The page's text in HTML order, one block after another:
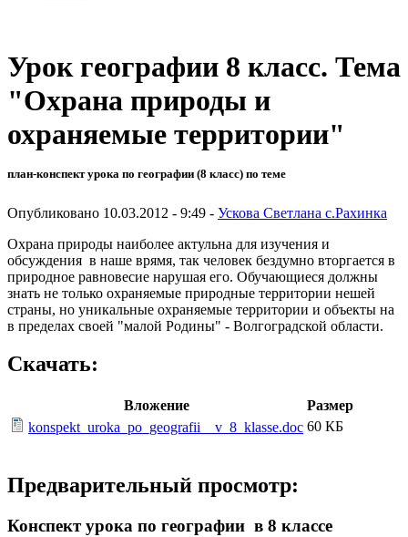
Урок географии 8 класс. Тема
"Охрана природы и
охраняемые территории"
план-конспект урока по географии (8 класс) по теме
Опубликовано 10.03.2012 - 9:49 - Ускова Светлана с.Рахинка
Охрана природы наиболее актульна для изучения и
обсуждения в наше врямя, так человек бездумно вторгается в
природное равновесие нарушая его. Обучающиеся должны
знать не только охраняемые природные территории нешей
страны, но уникальные охраняемые территории и объекты на
в пределах своей "малой Родины" - Волгоградской области.
Скачать:
Вложение
Размер
konspekt_uroka_po_geografii__v_8_klasse.doc 60 КБ
Предварительный просмотр:
Конспект урока по географии в 8 классе